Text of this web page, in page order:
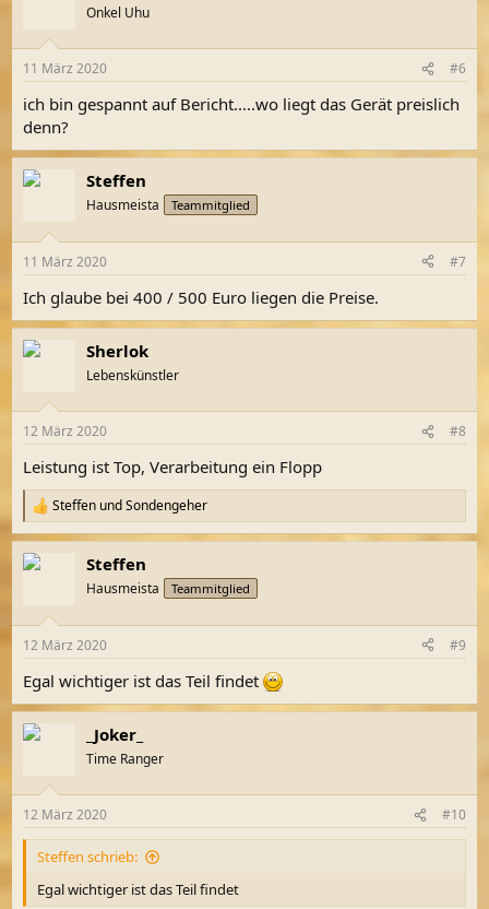
Onkel Uhu
11 März 2020 #6
ich bin gespannt auf Bericht.....wo liegt das Gerät preislich
denn?
Steffen
Hausmeista Teammitglied
11 März 2020 #7
Ich glaube bei 400 / 500 Euro liegen die Preise.
Sherlok
Lebenskünstler
12 März 2020 #8
Leistung ist Top, Verarbeitung ein Flopp
R
e
a
k
e
:
Steffen undSondengeher
Steffen
Hausmeista Teammitglied
12 März 2020 #9
Egal wichtiger ist das Teil findet
_Joker_
Time Ranger
12 März 2020 #10
Steffen schrieb:
Egal wichtiger ist das Teil findet